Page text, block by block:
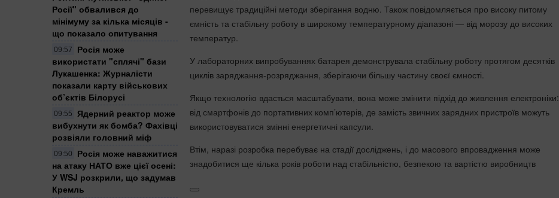
Росії" обвалився до
мінімуму за кілька місяців -
що показало опитування
09:57
Росія може
використати "сплячі" бази
Лукашенка: Журналісти
показали карту військових
об’єктів Білорусі
09:55
Ядерний реактор може
вибухнути як бомба? Фахівці
розвіяли головний міф
09:50
Росія може наважитися
на атаку НАТО вже цієї осені:
У WSJ розкрили, що задумав
Кремль
перевищує традиційні методи зберігання водню. Також повідомляється про високу питому
ємність та стабільну роботу в широкому температурному діапазоні — від морозу до високих
температур.
У лабораторних випробуваннях батарея демонструвала стабільну роботу протягом десятків
циклів заряджання-розряджання, зберігаючи більшу частину своєї ємності.
Якщо технологію вдасться масштабувати, вона може змінити підхід до живлення електроніки:
від смартфонів до портативних комп’ютерів, де замість звичних зарядних пристроїв можуть
використовуватися змінні енергетичні капсули.
Втім, наразі розробка перебуває на стадії досліджень, і до масового впровадження може
знадобитися ще кілька років роботи над стабільністю, безпекою та вартістю виробництв